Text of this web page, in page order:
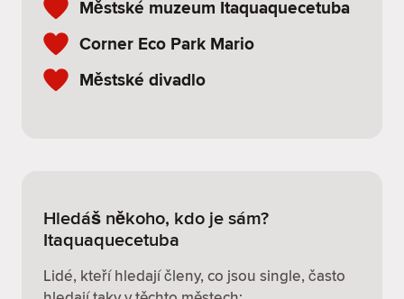
Městské muzeum Itaquaquecetuba
Corner Eco Park Mario
Městské divadlo
Hledáš někoho, kdo je sám?
Itaquaquecetuba
Lidé, kteří hledají členy, co jsou single, často